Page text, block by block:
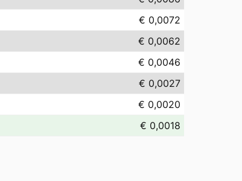
€ 0,0072
€ 0,0062
€ 0,0046
€ 0,0027
€ 0,0020
€ 0,0018